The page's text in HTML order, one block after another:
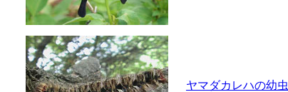
ヤマダカレハの幼虫